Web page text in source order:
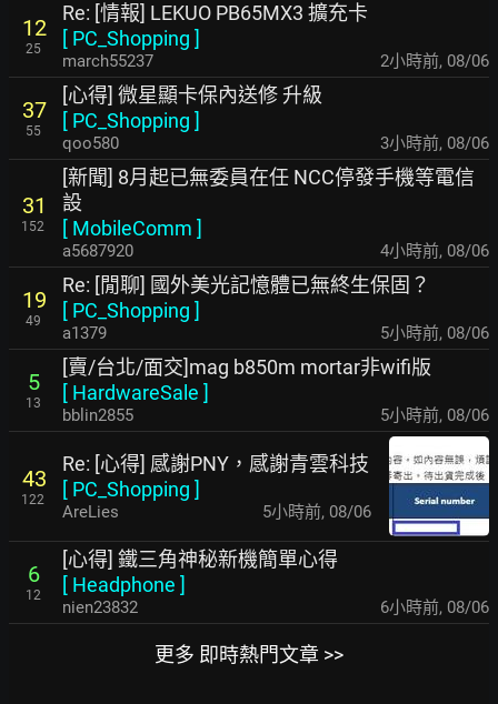
12
25
Re: [情報] LEKUO PB65MX3 擴充卡
[ PC_Shopping ]
march55237 2小時前, 08/06
37
55
[心得] 微星顯卡保內送修 升級
[ PC_Shopping ]
qoo580 3小時前, 08/06
31
152
[新聞] 8月起已無委員在任 NCC停發手機等電信
設
[ MobileComm ]
a5687920 4小時前, 08/06
19
49
Re: [閒聊] 國外美光記憶體已無終生保固？
[ PC_Shopping ]
a1379 5小時前, 08/06
5
13
[賣/台北/面交]mag b850m mortar非wifi版
[ HardwareSale ]
bblin2855 5小時前, 08/06
43
122
Re: [心得] 感謝PNY，感謝青雲科技
[ PC_Shopping ]
AreLies 5小時前, 08/06
6
12
[心得] 鐵三角神秘新機簡單心得
[ Headphone ]
nien23832 6小時前, 08/06
更多 即時熱門文章 >>